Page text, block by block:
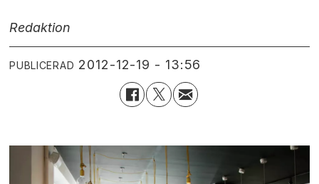
Redaktion
PUBLICERAD 2012-12-19 - 13:56